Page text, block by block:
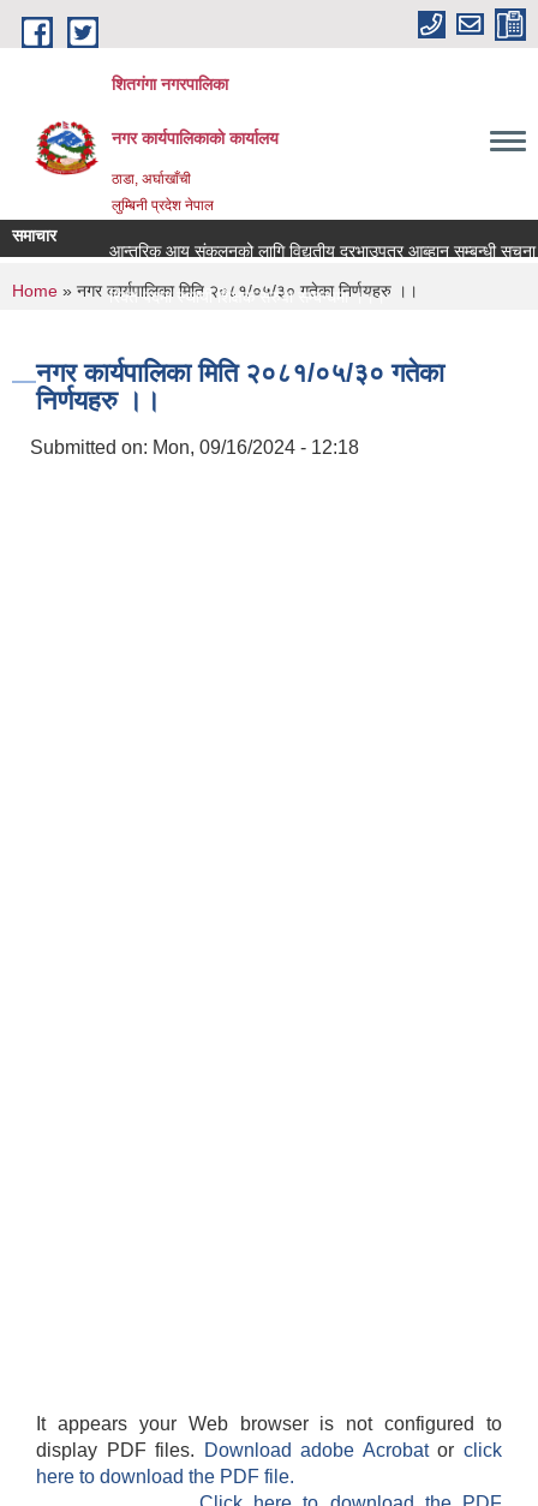
Skip to main content
शितगंगा नगरपालिका
नगर कार्यपालिकाकाे कार्यालय
ठाडा, अर्घाखाँची
लुम्बिनी प्रदेश नेपाल
समाचार
आन्तरिक आय संकलनको लागि विद्युतीय दरभाउपत्र आब्हान सम्बन्धी सूचना
रिक्त पदमा स्थायी शिक्षक सरुवा सम्बन्धमा ।।।
You are here
Home » नगर कार्यपालिका मिति २०८१/०५/३० गतेका निर्णयहरु ।।
नगर कार्यपालिका मिति २०८१/०५/३० गतेका
निर्णयहरु ।।
Submitted on: Mon, 09/16/2024 - 12:18
It appears your Web browser is not configured to
display PDF files.
Download adobe Acrobatorclick
here to download the PDF file.